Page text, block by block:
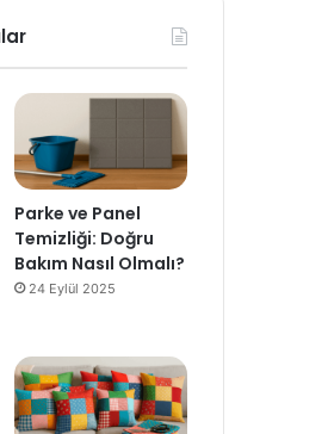
Parke ve Panel
Temizliği: Doğru
Bakım Nasıl Olmalı?
24 Eylül 2025